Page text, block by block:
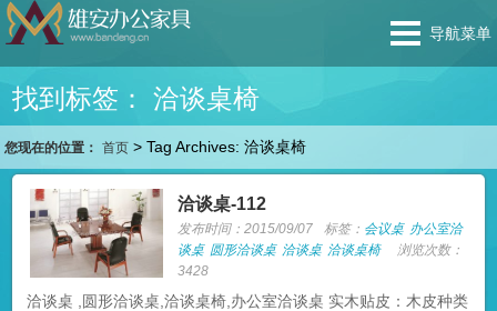
导航菜单
找到标签： 洽谈桌椅
您现在的位置： 首页 >Tag Archives: 洽谈桌椅
洽谈桌-112
发布时间：2015/09/07 标签： 会议桌 办公室洽
谈桌 圆形洽谈桌 洽谈桌 洽谈桌椅
浏览次数：
3428
洽谈桌 ,圆形洽谈桌,洽谈桌椅,办公室洽谈桌 实木贴皮：木皮种类